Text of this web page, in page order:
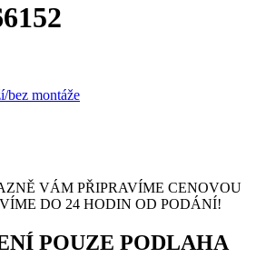
bez montáže
VÁM PŘIPRAVÍME CENOVOU
DO 24 HODIN OD PODÁNÍ!
POUZE PODLAHA